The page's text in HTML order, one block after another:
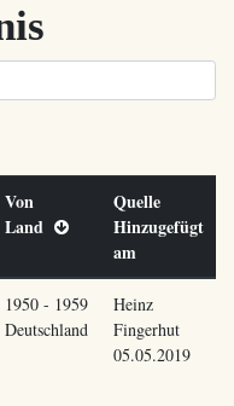
Von
Land
Quelle
Hinzugefügt
am
1950 - 1959
Deutschland
Heinz
Fingerhut
05.05.2019